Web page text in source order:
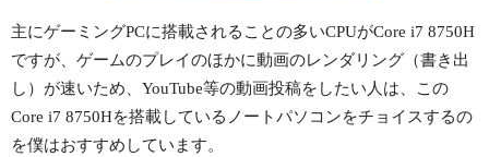
主にゲーミングPCに搭載されることの多いCPUがCore i7 8750H
ですが、ゲームのプレイのほかに動画のレンダリング（書き出
し）が速いため、YouTube等の動画投稿をしたい人は、この
Core i7 8750Hを搭載しているノートパソコンをチョイスするの
を僕はおすすめしています。